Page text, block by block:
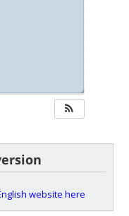
◢
website here